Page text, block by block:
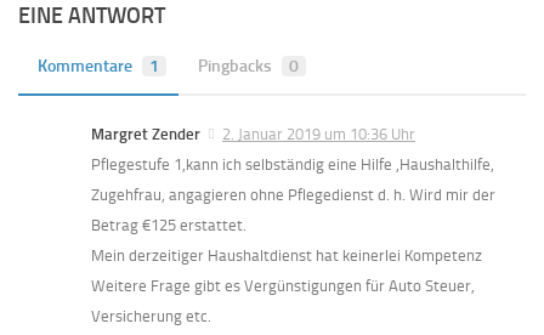
EINE ANTWORT
Kommentare 1 Pingbacks 0
Margret Zender
2. Januar 2019 um 10:36 Uhr
Pflegestufe 1,kann ich selbständig eine Hilfe ,Haushalthilfe,
Zugehfrau, angagieren ohne Pflegedienst d. h. Wird mir der
Betrag €125 erstattet.
Mein derzeitiger Haushaltdienst hat keinerlei Kompetenz
Weitere Frage gibt es Vergünstigungen für Auto Steuer,
Versicherung etc.